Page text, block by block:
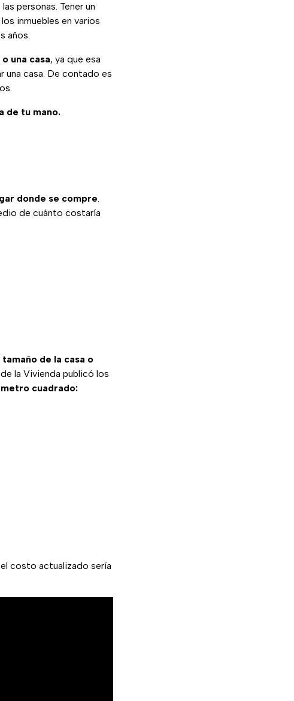
las personas. Tener un
inmuebles en varios
años.
una casa, ya que esa
una casa. De contado es
de tu mano.
donde se compre.
de cuánto costaría
de la casa o
la Vivienda publicó los
cuadrado:
costo actualizado sería